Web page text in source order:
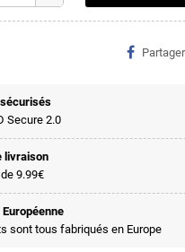
Partager
Secure 2.0
livraison
9.99€
sont tous fabriqués en Europe